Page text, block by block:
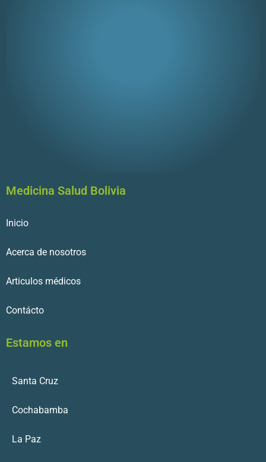
Medicina Salud Bolivia
Inicio
Acerca de nosotros
Articulos médicos
Contácto
Estamos en
Santa Cruz
Cochabamba
La Paz